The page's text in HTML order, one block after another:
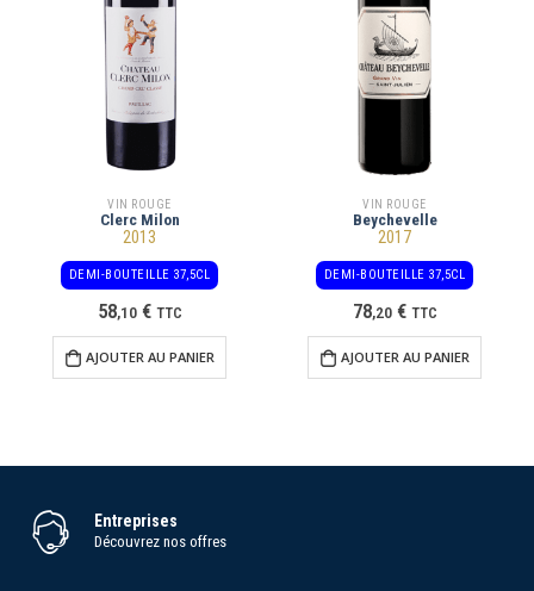
VIN ROUGE
Clerc Milon
2013
DEMI-BOUTEILLE 37,5CL
58,10 € TTC
AJOUTER AU PANIER
VIN ROUGE
Beychevelle
2017
DEMI-BOUTEILLE 37,5CL
78,20 € TTC
AJOUTER AU PANIER
Entreprises
Découvrez nos offres